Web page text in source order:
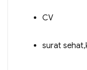
CV
surat